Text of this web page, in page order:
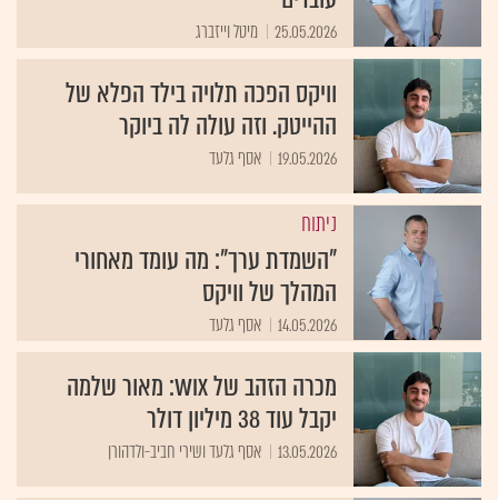
25.05.2026 מיטל וייזברג
וויקס הפכה תלויה בילד הפלא של
ההייטק. וזה עולה לה ביוקר
19.05.2026 אסף גלעד
ניתוח
"השמדת ערך": מה עומד מאחורי
המהלך של וויקס
14.05.2026 אסף גלעד
מכרה הזהב של WIX: מאור שלמה
יקבל עוד 38 מיליון דולר
13.05.2026 אסף גלעד ושירי חביב-ולדהורן